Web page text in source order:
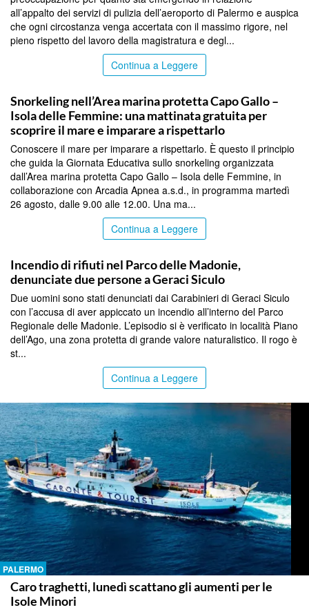
all’appalto dei servizi di pulizia dell’aeroporto di Palermo e auspica
che ogni circostanza venga accertata con il massimo rigore, nel
pieno rispetto del lavoro della magistratura e degl...
Continua a Leggere
Snorkeling nell’Area marina protetta Capo Gallo –
Isola delle Femmine: una mattinata gratuita per
scoprire il mare e imparare a rispettarlo
Conoscere il mare per imparare a rispettarlo. È questo il principio
che guida la Giornata Educativa sullo snorkeling organizzata
dall’Area marina protetta Capo Gallo – Isola delle Femmine, in
collaborazione con Arcadia Apnea a.s.d., in programma martedì
26 agosto, dalle 9.00 alle 12.00. Una ma...
Continua a Leggere
Incendio di rifiuti nel Parco delle Madonie,
denunciate due persone a Geraci Siculo
Due uomini sono stati denunciati dai Carabinieri di Geraci Siculo
con l’accusa di aver appiccato un incendio all’interno del Parco
Regionale delle Madonie. L’episodio si è verificato in località Piano
dell’Ago, una zona protetta di grande valore naturalistico. Il rogo è
st...
Continua a Leggere
PALERMO
Caro traghetti, lunedì scattano gli aumenti per le
Isole Minori